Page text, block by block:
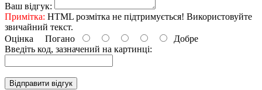
Ваш відгук:
Примітка: HTML розмітка не підтримується! Використовуйте
звичайний текст.
Оцінка Погано
Добре
Введіть код, зазначений на картинці:
Відправити відгук